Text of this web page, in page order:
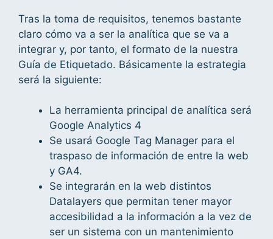
Tras la toma de requisitos, tenemos bastante
claro cómo va a ser la analítica que se va a
integrar y, por tanto, el formato de la nuestra
Guía de Etiquetado. Básicamente la estrategia
será la siguiente:
La herramienta principal de analítica será
Google Analytics 4
Se usará Google Tag Manager para el
traspaso de información de entre la web
y GA4.
Se integrarán en la web distintos
Datalayers que permitan tener mayor
accesibilidad a la información a la vez de
ser un sistema con un mantenimiento